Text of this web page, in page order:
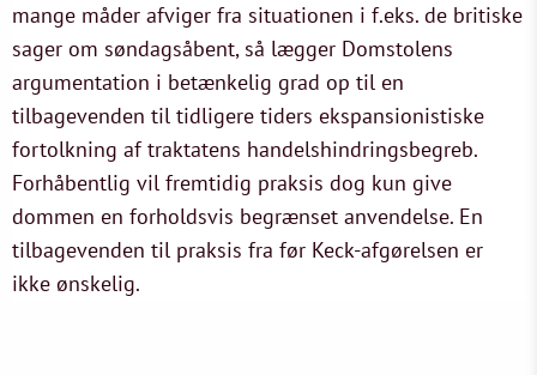
mange måder afviger fra situationen i f.eks. de britiske
sager om søndagsåbent, så lægger Domstolens
argumentation i betænkelig grad op til en
tilbagevenden til tidligere tiders ekspansionistiske
fortolkning af traktatens handelshindringsbegreb.
Forhåbentlig vil fremtidig praksis dog kun give
dommen en forholdsvis begrænset anvendelse. En
tilbagevenden til praksis fra før Keck-afgørelsen er
ikke ønskelig.